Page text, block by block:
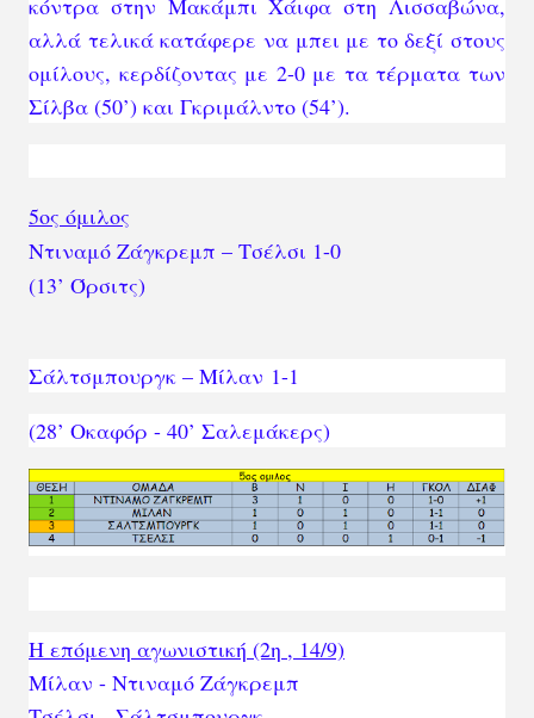
κόντρα στην Μακάμπι Χάιφα στη Λισσαβώνα,
αλλά τελικά κατάφερε να μπει με το δεξί στους
ομίλους, κερδίζοντας με 2-0 με τα τέρματα των
Σίλβα (50’) και Γκριμάλντο (54’).
5ος όμιλος
Ντιναμό Ζάγκρεμπ – Τσέλσι 1-0
(13’ Όρσιτς)
Σάλτσμπουργκ – Μίλαν 1-1
(28’ Οκαφόρ - 40’ Σαλεμάκερς)
H επόμενη αγωνιστική (2η , 14/9)
Μίλαν - Ντιναμό Ζάγκρεμπ